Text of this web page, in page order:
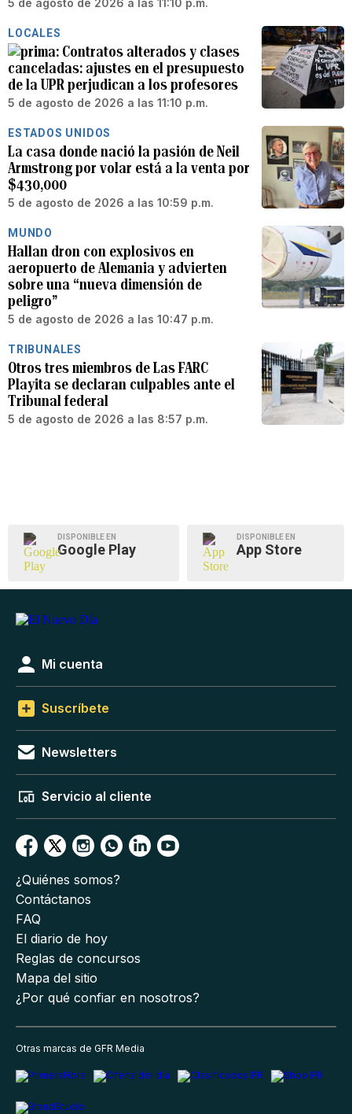
5 de agosto de 2026 a las 11:10 p.m.
LOCALES
Contratos alterados y clases
canceladas: ajustes en el presupuesto
de la UPR perjudican a los profesores
5 de agosto de 2026 a las 11:10 p.m.
ESTADOS UNIDOS
La casa donde nació la pasión de Neil
Armstrong por volar está a la venta por
$430,000
5 de agosto de 2026 a las 10:59 p.m.
MUNDO
Hallan dron con explosivos en
aeropuerto de Alemania y advierten
sobre una “nueva dimensión de
peligro”
5 de agosto de 2026 a las 10:47 p.m.
TRIBUNALES
Otros tres miembros de Las FARC
Playita se declaran culpables ante el
Tribunal federal
5 de agosto de 2026 a las 8:57 p.m.
DISPONIBLE EN
Google Play
DISPONIBLE EN
App Store
Mi cuenta
Suscríbete
Newsletters
Servicio al cliente
¿Quiénes somos?
Contáctanos
FAQ
El diario de hoy
Reglas de concursos
Mapa del sitio
¿Por qué confiar en nosotros?
Otras marcas de GFR Media